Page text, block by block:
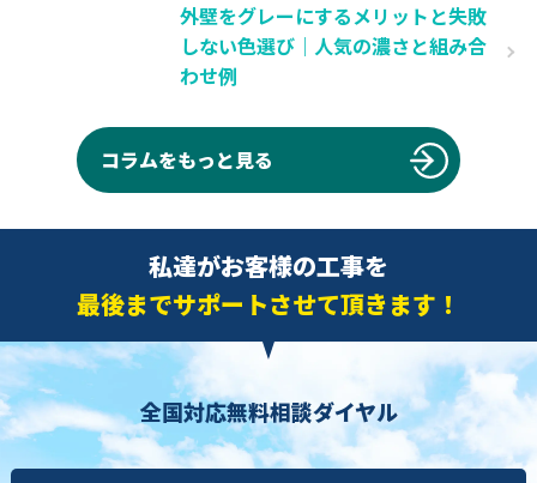
外壁をグレーにするメリットと失敗
しない色選び｜人気の濃さと組み合
わせ例
コラムをもっと見る
私達がお客様の工事を
最後までサポートさせて頂きます！
全国対応無料相談ダイヤル